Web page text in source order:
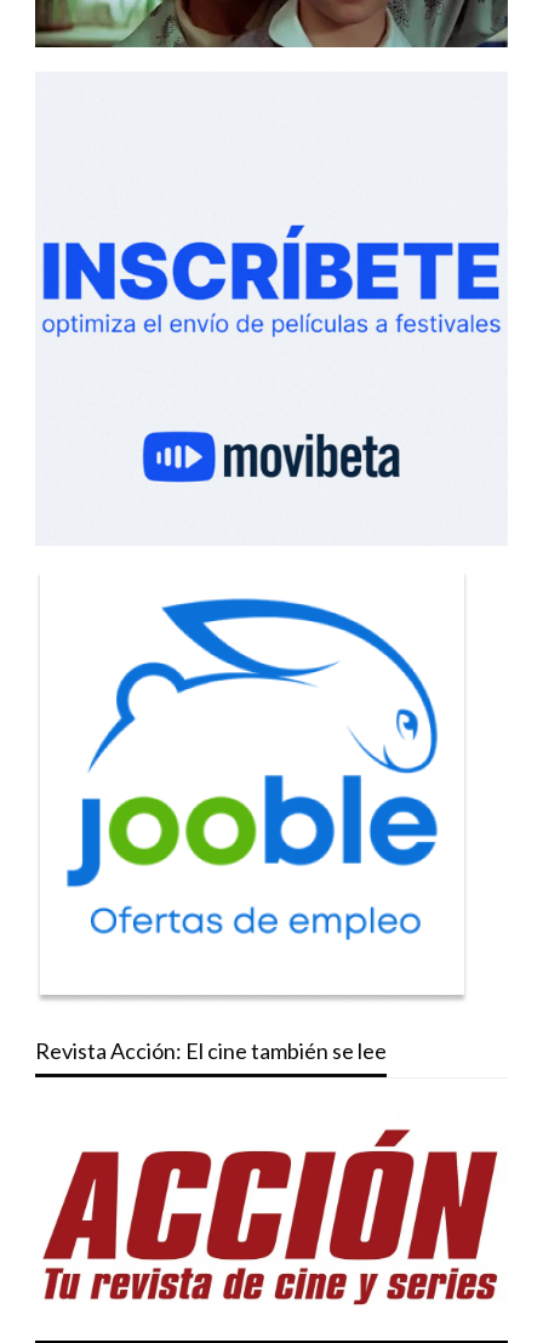
Revista Acción: El cine también se lee